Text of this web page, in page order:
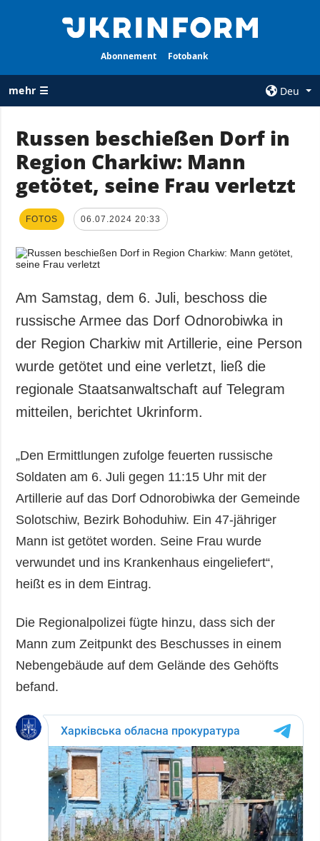
Abonnement Fotobank
mehr ☰
Deu
ALLE
RUBRIKEN
Krieg
Wiederaufbau
Politik
Militär
Gesellschaft und
Kultur
Sport
Kriminalität
Notstand und
AGENTUR
Über uns
Politik zur
personenbezogener
Daten
ZUSÄTZLICH
Veröffentlichungen
Interview
Fotos
Video
LEISTUNGEN
Abonnement
Fotobank
Russen beschießen Dorf in
Region Charkiw: Mann
getötet, seine Frau verletzt
FOTOS 06.07.2024 20:33
Am Samstag, dem 6. Juli, beschoss die
russische Armee das Dorf Odnorobiwka in
der Region Charkiw mit Artillerie, eine Person
wurde getötet und eine verletzt, ließ die
regionale Staatsanwaltschaft auf Telegram
mitteilen, berichtet Ukrinform.
„Den Ermittlungen zufolge feuerten russische
Soldaten am 6. Juli gegen 11:15 Uhr mit der
Artillerie auf das Dorf Odnorobiwka der Gemeinde
Solotschiw, Bezirk Bohoduhiw. Ein 47-jähriger
Mann ist getötet worden. Seine Frau wurde
verwundet und ins Krankenhaus eingeliefert“,
heißt es in dem Eintrag.
Die Regionalpolizei fügte hinzu, dass sich der
Mann zum Zeitpunkt des Beschusses in einem
Nebengebäude auf dem Gelände des Gehöfts
befand.